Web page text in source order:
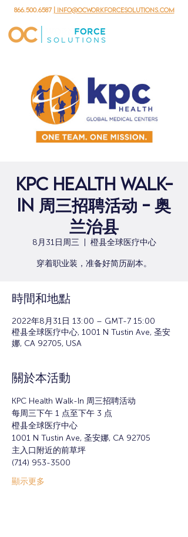
866.500.6587 | info@ocworkforcesolutions.com
KPC Health Walk-
in 周三招聘活动 - 奥
兰治县
8月31日周三 橙县全球医疗中心
穿着职业装，准备好简历副本。
時間和地點
2022年8月31日 13:00 – GMT-7 15:00
橙县全球医疗中心, 1001 N Tustin Ave, 圣安
娜, CA 92705, USA
關於本活動
KPC Health Walk-In 周三招聘活动
每周三下午 1 点至下午 3 点
橙县全球医疗中心
1001 N Tustin Ave, 圣安娜, CA 92705
主入口附近的前草坪
(714) 953-3500
顯示更多